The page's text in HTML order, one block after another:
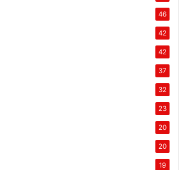
46
42
42
37
32
23
20
20
19